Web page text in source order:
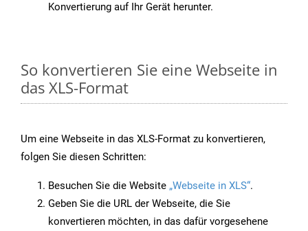
Konvertierung auf Ihr Gerät herunter.
So konvertieren Sie eine Webseite in
das XLS-Format
Um eine Webseite in das XLS-Format zu konvertieren,
folgen Sie diesen Schritten:
Besuchen Sie die Website „Webseite in XLS“.
Geben Sie die URL der Webseite, die Sie
konvertieren möchten, in das dafür vorgesehene